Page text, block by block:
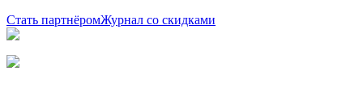
Стать партнёромЖурнал со скидками